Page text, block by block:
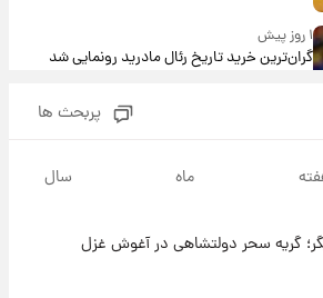
۱ روز پیش
گران‌ترین خرید تاریخ رئال مادرید رونمایی شد
روزها پربارش‌تر خواهند بود؟
۱ روز پیش
پربحث ها
ماه سال
گریه سحر دولتشاهی در آغوش غزل